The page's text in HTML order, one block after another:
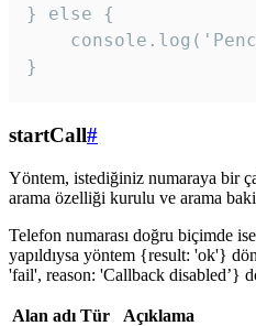
} else {
}
startCall#
Yöntem, istediğiniz numaraya bir
arama özelliği kurulu ve arama
Telefon numarası doğru biçimde
yapıldıysa yöntem {result: 'ok'}
'fail', reason: 'Callback disabled’}
Alan adı Tür
Açıklama